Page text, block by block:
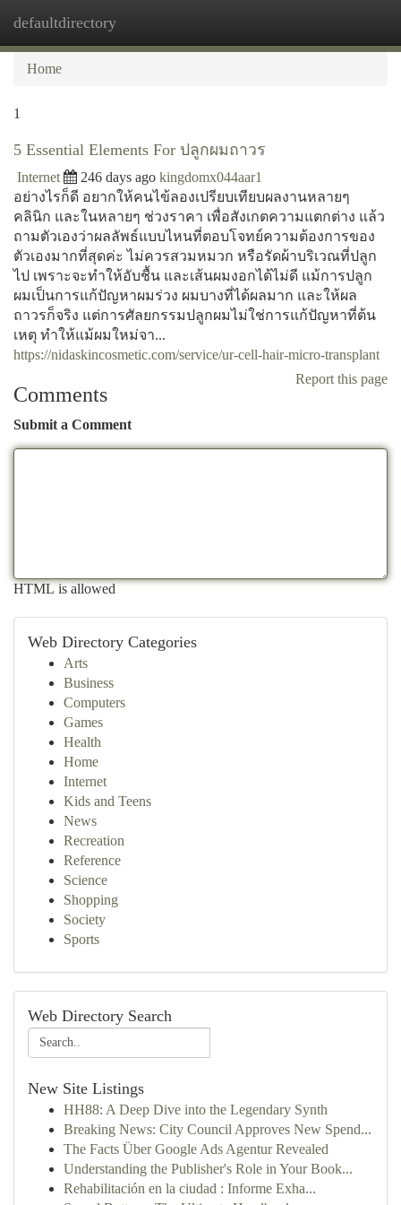
defaultdirectory
Home
1
5 Essential Elements For ปลูกผมถาวร
Internet 246 days ago kingdomx044aar1
อย่างไรก็ดี อยากให้คนไข้ลองเปรียบเทียบผลงานหลายๆ
คลินิก และในหลายๆ ช่วงราคา เพื่อสังเกตความแตกต่าง แล้ว
ถามตัวเองว่าผลลัพธ์แบบไหนที่ตอบโจทย์ความต้องการของ
ตัวเองมากที่สุดค่ะ ไม่ควรสวมหมวก หรือรัดผ้าบริเวณที่ปลูก
ไป เพราะจะทำให้อับชื้น และเส้นผมงอกได้ไม่ดี แม้การปลูก
ผมเป็นการแก้ปัญหาผมร่วง ผมบางที่ได้ผลมาก และให้ผล
ถาวรก็จริง แต่การศัลยกรรมปลูกผมไม่ใช่การแก้ปัญหาที่ต้น
เหตุ ทำให้แม้ผมใหม่จา...
https://nidaskincosmetic.com/service/ur-cell-hair-micro-transplant
Report this page
Comments
Submit a Comment
HTML is allowed
Web Directory Categories
Arts
Business
Computers
Games
Health
Home
Internet
Kids and Teens
News
Recreation
Reference
Science
Shopping
Society
Sports
Web Directory Search
New Site Listings
HH88: A Deep Dive into the Legendary Synth
Breaking News: City Council Approves New Spend...
The Facts Über Google Ads Agentur Revealed
Understanding the Publisher's Role in Your Book...
Rehabilitación en la ciudad : Informe Exha...